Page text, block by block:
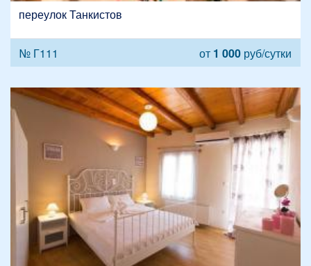
переулок Танкистов
№ Г111 от 1 000 руб/сутки